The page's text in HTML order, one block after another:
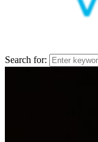
Search for: